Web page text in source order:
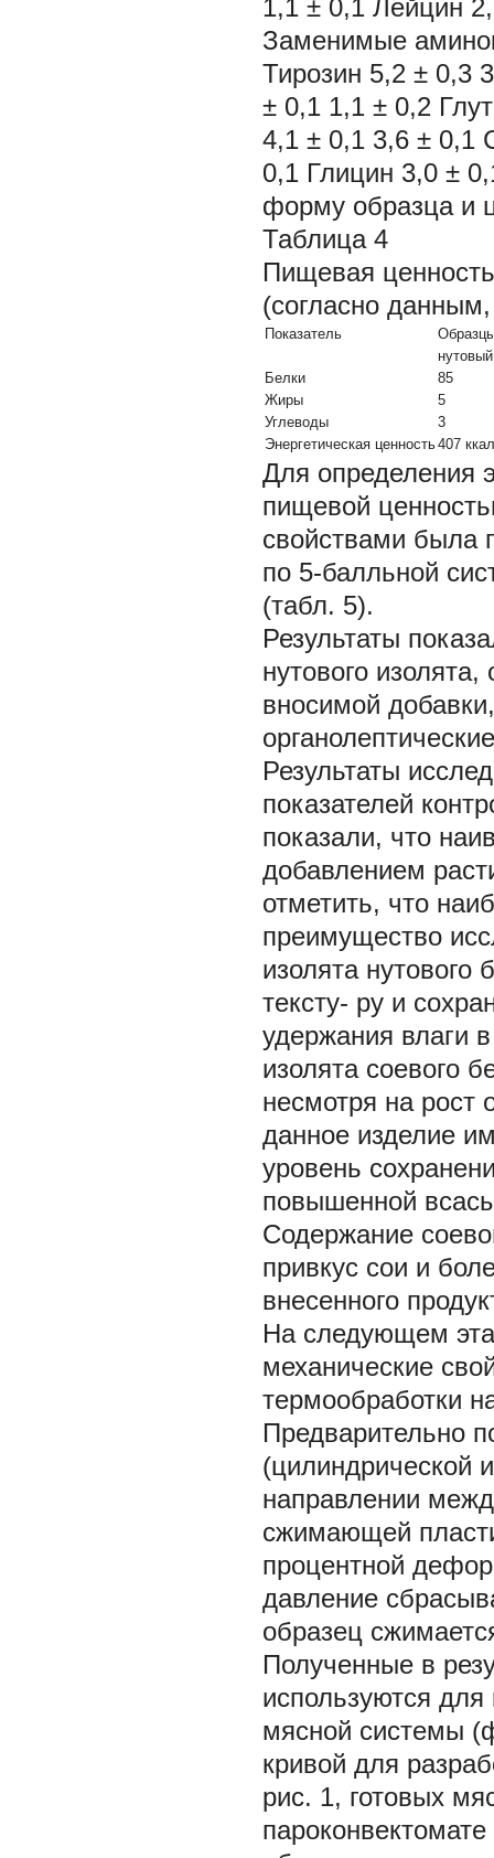
1,1 ± 0,1 Лейцин
Заменимые
Тирозин 5,2 ± 0,3
± 0,1 1,1 ± 0,2
4,1 ± 0,1 3,6 ± 0,1
0,1 Глицин 3,0 ±
форму образца и
Таблица 4
Пищевая ценность
(согласно
Показатель
Белки
85
Жиры
5
Углеводы
3
Энергетическая ценность407 ккал
Для определения
пищевой
свойствами была
по 5-балльной
(табл. 5).
Результаты
нутового
вносимой
Результаты
показателей
показали, что
добавлением
отметить, что
преимущество
изолята нутового
тексту- ру и
удержания влаги
изолята соевого
несмотря на рост
данное изделие
уровень
повышенной
Содержание
привкус сои и
внесенного
На следующем
механические
термообработки
Предварительно
(цилиндрической
направлении
сжимающей
процентной
давление
образец
Полученные в
используются для
мясной системы
кривой для
рис. 1, готовых